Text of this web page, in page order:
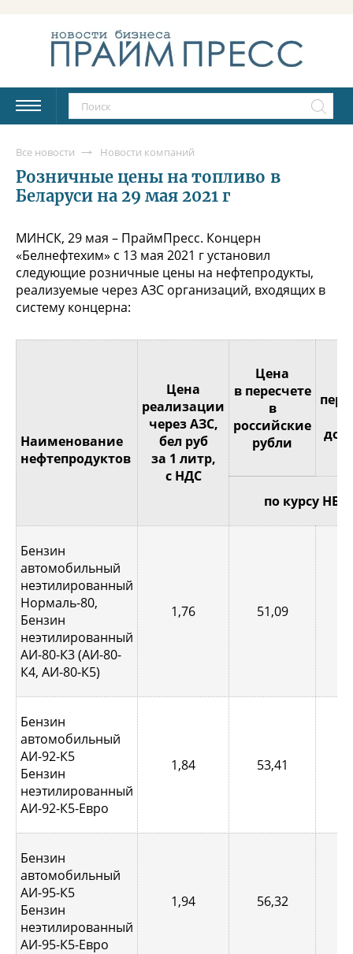
Все новости Новости компаний
Розничные цены на топливо в
Беларуси на 29 мая 2021 г
МИНСК, 29 мая – ПраймПресс. Концерн
«Белнефтехим» с 13 мая 2021 г установил
следующие розничные цены на нефтепродукты,
реализуемые через АЗС организаций, входящих в
систему концерна:
Наименование
нефтепродуктов
Цена
реализации
через АЗС,
бел руб
за 1 литр,
с НДС
Цена
в пересчете
в
российские
рубли
по курсу
Бензин
автомобильный
неэтилированный
Нормаль-80,
Бензин
неэтилированный
АИ-80-К3 (АИ-80-
К4, АИ-80-К5)
1,76 51,09
Бензин
автомобильный
АИ-92-К5
Бензин
неэтилированный
АИ-92-К5-Евро
1,84 53,41
Бензин
автомобильный
АИ-95-К5
Бензин
неэтилированный
АИ-95-К5-Евро
1,94 56,32